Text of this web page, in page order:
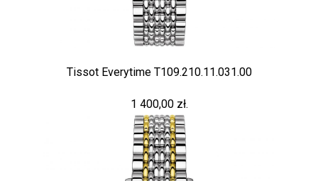
Tissot Everytime T109.210.11.031.00
1 400,00 zł.